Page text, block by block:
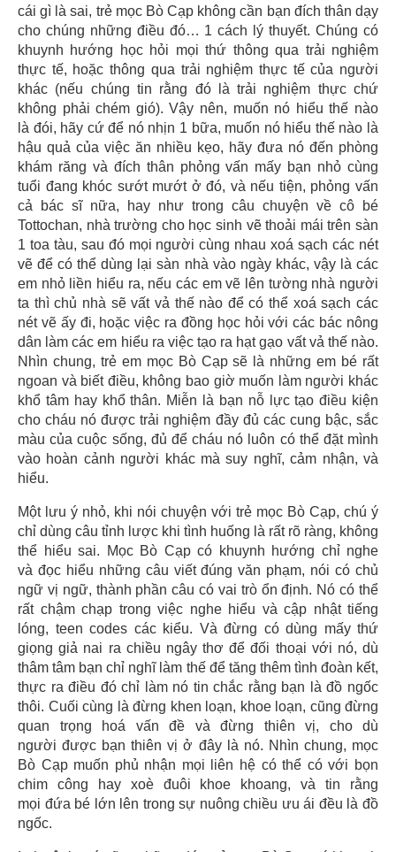
cái gì là sai, trẻ mọc Bò Cạp không cần bạn đích thân dạy
cho chúng những điều đó… 1 cách lý thuyết. Chúng có
khuynh hướng học hỏi mọi thứ thông qua trải nghiệm
thực tế, hoặc thông qua trải nghiệm thực tế của người
khác (nếu chúng tin rằng đó là trải nghiệm thực chứ
không phải chém gió). Vậy nên, muốn nó hiểu thế nào
là đói, hãy cứ để nó nhịn 1 bữa, muốn nó hiểu thế nào là
hậu quả của việc ăn nhiều kẹo, hãy đưa nó đến phòng
khám răng và đích thân phỏng vấn mấy bạn nhỏ cùng
tuổi đang khóc sướt mướt ở đó, và nếu tiện, phỏng vấn
cả bác sĩ nữa, hay như trong câu chuyện về cô bé
Tottochan, nhà trường cho học sinh vẽ thoải mái trên sàn
1 toa tàu, sau đó mọi người cùng nhau xoá sạch các nét
vẽ để có thể dùng lại sàn nhà vào ngày khác, vậy là các
em nhỏ liền hiểu ra, nếu các em vẽ lên tường nhà người
ta thì chủ nhà sẽ vất vả thế nào để có thể xoá sạch các
nét vẽ ấy đi, hoặc việc ra đồng học hỏi với các bác nông
dân làm các em hiểu ra việc tạo ra hạt gạo vất vả thế nào.
Nhìn chung, trẻ em mọc Bò Cạp sẽ là những em bé rất
ngoan và biết điều, không bao giờ muốn làm người khác
khổ tâm hay khổ thân. Miễn là bạn nỗ lực tạo điều kiện
cho cháu nó được trải nghiệm đầy đủ các cung bậc, sắc
màu của cuộc sống, đủ để cháu nó luôn có thể đặt mình
vào hoàn cảnh người khác mà suy nghĩ, cảm nhận, và
hiểu.
Một lưu ý nhỏ, khi nói chuyện với trẻ mọc Bò Cạp, chú ý
chỉ dùng câu tỉnh lược khi tình huống là rất rõ ràng, không
thể hiểu sai. Mọc Bò Cạp có khuynh hướng chỉ nghe
và đọc hiểu những câu viết đúng văn phạm, nói có chủ
ngữ vị ngữ, thành phần câu có vai trò ổn định. Nó có thể
rất chậm chạp trong việc nghe hiểu và cập nhật tiếng
lóng, teen codes các kiểu. Và đừng có dùng mấy thứ
giọng giả nai ra chiều ngây thơ để đối thoại với nó, dù
thâm tâm bạn chỉ nghĩ làm thế để tăng thêm tình đoàn kết,
thực ra điều đó chỉ làm nó tin chắc rằng bạn là đồ ngốc
thôi. Cuối cùng là đừng khen loạn, khoe loạn, cũng đừng
quan trọng hoá vấn đề và đừng thiên vị, cho dù
người được bạn thiên vị ở đây là nó. Nhìn chung, mọc
Bò Cạp muốn phủ nhận mọi liên hệ có thể có với bọn
chim công hay xoè đuôi khoe khoang, và tin rằng
mọi đứa bé lớn lên trong sự nuông chiều ưu ái đều là đồ
ngốc.